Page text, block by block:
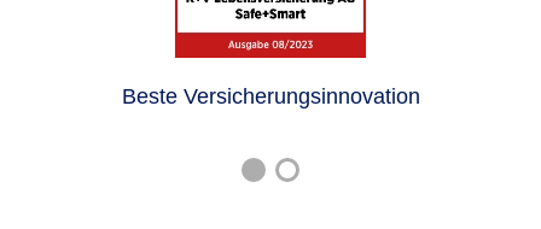
Beste Versicherungsinnovation